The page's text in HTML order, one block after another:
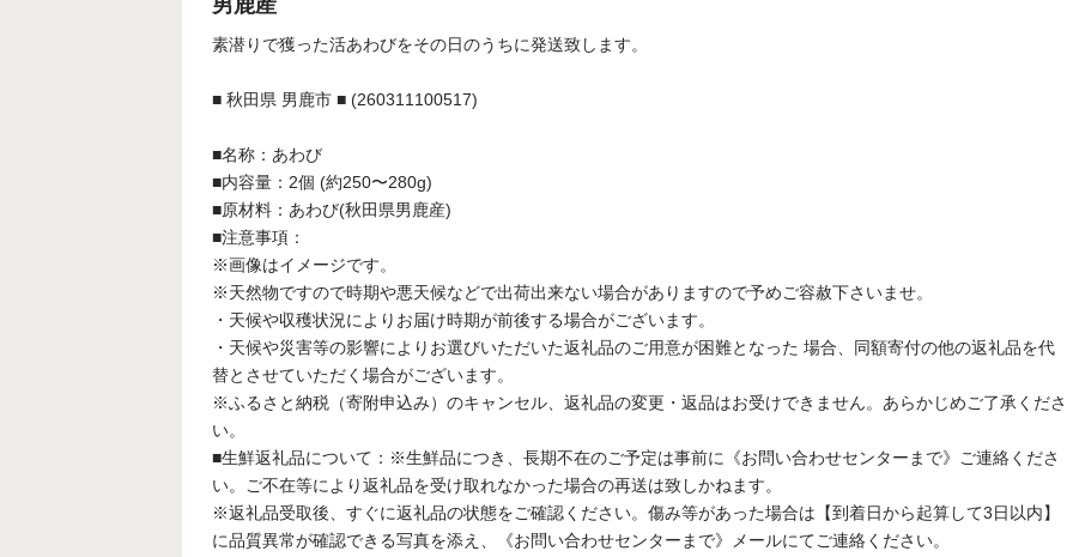
男鹿産
素潜りで獲った活あわびをその日のうちに発送致します。
■ 秋田県 男鹿市 ■ (260311100517)
■名称：あわび
■内容量：2個 (約250〜280g)
■原材料：あわび(秋田県男鹿産)
■注意事項：
※画像はイメージです。
※天然物ですので時期や悪天候などで出荷出来ない場合がありますので予めご容赦下さいませ。
・天候や収穫状況によりお届け時期が前後する場合がございます。
・天候や災害等の影響によりお選びいただいた返礼品のご用意が困難となった 場合、同額寄付の他の返礼品を代
替とさせていただく場合がございます。
※ふるさと納税（寄附申込み）のキャンセル、返礼品の変更・返品はお受けできません。あらかじめご了承くださ
い。
■生鮮返礼品について：※生鮮品につき、長期不在のご予定は事前に《お問い合わせセンターまで》ご連絡くださ
い。ご不在等により返礼品を受け取れなかった場合の再送は致しかねます。
※返礼品受取後、すぐに返礼品の状態をご確認ください。傷み等があった場合は【到着日から起算して3日以内】
に品質異常が確認できる写真を添え、《お問い合わせセンターまで》メールにてご連絡ください。